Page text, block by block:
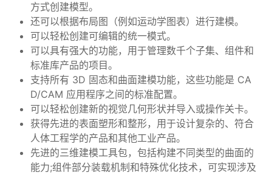
方式创建模型。
还可以根据布局图（例如运动学图表）进行建模。
可以轻松创建可编辑的统一模式。
可以具有强大的功能，用于管理数千个子集、组件和
标准库产品的项目。
支持所有 3D 固态和曲面建模功能，这些功能是 CA
D/CAM 应用程序之间的标准配置。
可以轻松创建新的视觉几何形状并导入或操作关卡。
获得先进的表面塑形和整形，用于设计复杂的、符合
人体工程学的产品和其他工业产品。
先进的三维建模工具包，包括构建不同类型的曲面的
能力;组件部分装载机制和特殊优化技术，可实现涉及